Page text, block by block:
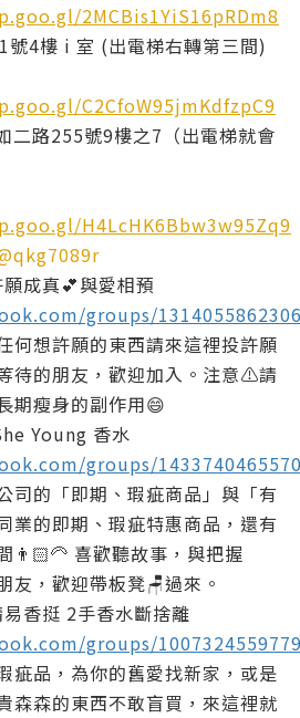
2MCBis1YiS16pRDm8
號4樓 i 室 (出電梯右轉第三間)
C2CfoW95jmKdfzpC9
二路255號9樓之7（出電梯就會
H4LcHK6Bbw3w95Zq9
成真💕與愛相預
groups/
何想許願的東西請來這裡投許願
待的朋友，歡迎加入。注意⚠️請
期瘦身的副作用😄
Young 香水
groups/
司的「即期、瑕疵商品」與「有
業的即期、瑕疵特惠商品，還有
👨🏻‍🦳 喜歡聽故事，與把握
友，歡迎帶板凳🪑過來。
香挺 2手香水斷捨離
groups/
疵品，為你的舊愛找新家，或是
森森的東西不敢盲買，來這裡就